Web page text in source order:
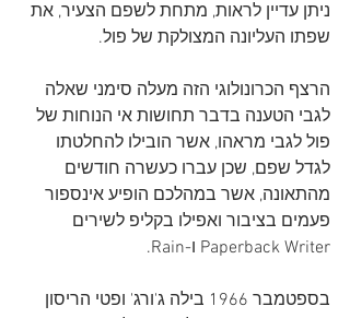
ניתן עדיין לראות, מתחת לשפם הצעיר, את
שפתו העליונה המצולקת של פול.
הרצף הכרונולוגי הזה מעלה סימני שאלה
לגבי הטענה בדבר תחושות אי הנוחות של
פול לגבי מראהו, אשר הובילו להחלטתו
לגדל שפם, שכן עברו כעשרה חודשים
מהתאונה, אשר במהלכם הופיע אינספור
פעמים בציבור ואפילו בקליפ לשירים
Paperback Writer ו-Rain.
בספטמבר 1966 בילה ג'ורג' ופטי הריסון